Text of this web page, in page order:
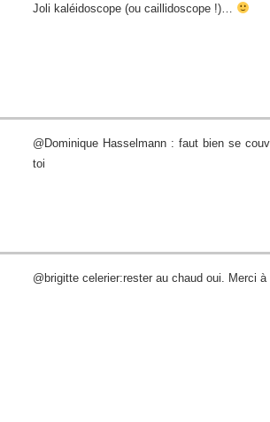
Joli kaléidoscope (ou caillidoscope !)…
@Dominique Hasselmann : faut bien se
toi
@brigitte celerier:rester au chaud oui. Merci